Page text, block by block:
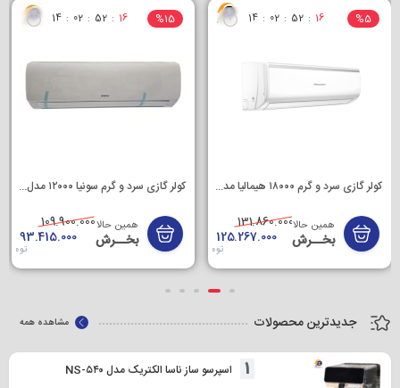
%5
14 02 52 14
کولر گازی سرد و گرم ۱۸۰۰۰ هیمالیا مدل HAC۱۸-CH
همین حالا
بخــرش
131.860.000
125.267.000
تومان
%15
14 02 52 14
کولر گازی سرد و گرم سونیا ۱۲۰۰۰ مدل SU-AC۱۲ TRY
همین حالا
بخــرش
109.900.000
93.415.000
تومان
جدیدترین محصولات مشاهده همه
1 اسپرسو ساز ناسا الکتریک مدل NS-۵۴۰